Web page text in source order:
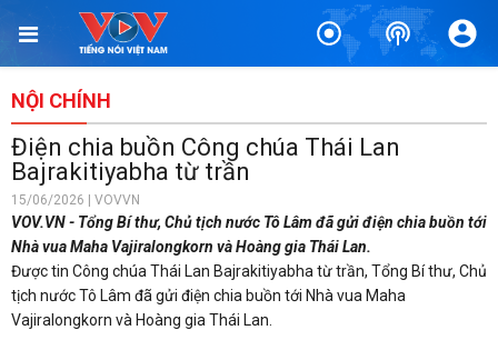
NỘI CHÍNH
Điện chia buồn Công chúa Thái Lan
Bajrakitiyabha từ trần
15/06/2026 | VOVVN
VOV.VN - Tổng Bí thư, Chủ tịch nước Tô Lâm đã gửi điện chia buồn tới
Nhà vua Maha Vajiralongkorn và Hoàng gia Thái Lan.
Được tin Công chúa Thái Lan Bajrakitiyabha từ trần, Tổng Bí thư, Chủ
tịch nước Tô Lâm đã gửi điện chia buồn tới Nhà vua Maha
Vajiralongkorn và Hoàng gia Thái Lan.